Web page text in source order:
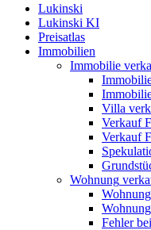
Lukinski
Lukinski KI
Preisatlas
Immobilien
Immobilie
Villa
Verkauf
Verkauf
Wohnung
Fehler